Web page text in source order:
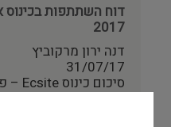
זכוכית וקרמיקה
רישום וקטלוג
דוח השתתפות בכינוס
2017
דנה ירון מרקוביץ
31/07/17
השנתי של איגוד